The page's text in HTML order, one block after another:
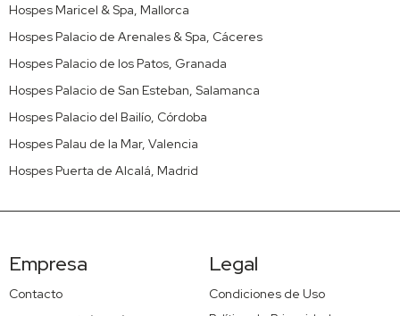
Hospes Maricel & Spa, Mallorca
Hospes Palacio de Arenales & Spa, Cáceres
Hospes Palacio de los Patos, Granada
Hospes Palacio de San Esteban, Salamanca
Hospes Palacio del Bailío, Córdoba
Hospes Palau de la Mar, Valencia
Hospes Puerta de Alcalá, Madrid
Empresa
Contacto
Legal
Condiciones de Uso